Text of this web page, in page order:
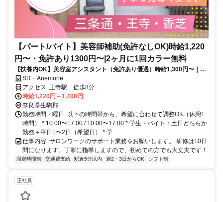
【パート/バイト】美容師補助(免許なしOK)時給1,220
円〜・免許あり1300円〜|2ヶ月に1回カラー無料
【扶養内OK】美容室アシスタント（免許あり優遇）時給1,300円〜｜営
業時間内レッスン
SR・Anemone
アクセス: 王寺駅 徒歩8分
時給1,220円～1,400円
奈良県生駒郡
勤務時間・曜日: 以下の時間帯から、希望に合わせて調整OK（休憩1
時間） * 10:00〜17:00 / 10:00〜17:00 * 学生・バイト：土日どちらか
勤務＋平日1〜2日（希望日） * 学...
仕事内容: サロンワークのサポート業務をお願いします。 研修は10日
間になります。丁寧に指導しますので、初めての方でも大丈夫です！
固定時間制 交通費支給 駅近5分以内 週2・3日からOK シフト制
正社員